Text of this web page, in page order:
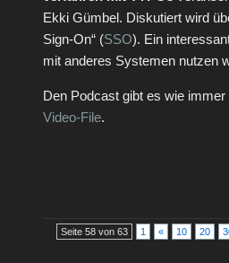
Ekki Gümbel. Diskutiert wird
Sign-On“ (SSO). Ein
mit anderes Systemen nutzen
Den Podcast gibt es wie
Video-File.
Seite 58 von 63 1 « 10 20